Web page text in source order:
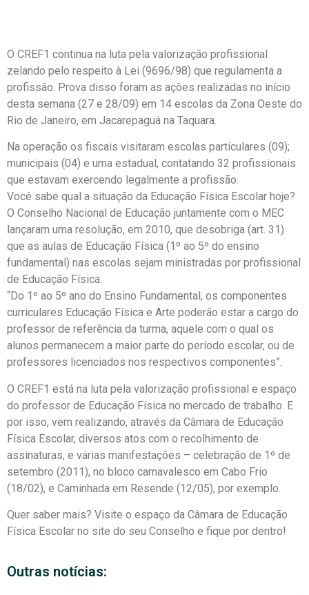
O CREF1 continua na luta pela valorização profissional
zelando pelo respeito à Lei (9696/98) que regulamenta a
profissão. Prova disso foram as ações realizadas no início
desta semana (27 e 28/09) em 14 escolas da Zona Oeste do
Rio de Janeiro, em Jacarepaguá na Taquara.
Na operação os fiscais visitaram escolas particulares (09);
municipais (04) e uma estadual, contatando 32 profissionais
que estavam exercendo legalmente a profissão.
Você sabe qual a situação da Educação Física Escolar hoje?
O Conselho Nacional de Educação juntamente com o MEC
lançaram uma resolução, em 2010, que desobriga (art. 31)
que as aulas de Educação Física (1º ao 5º do ensino
fundamental) nas escolas sejam ministradas por profissional
de Educação Física.
“Do 1º ao 5º ano do Ensino Fundamental, os componentes
curriculares Educação Física e Arte poderão estar a cargo do
professor de referência da turma, aquele com o qual os
alunos permanecem a maior parte do período escolar, ou de
professores licenciados nos respectivos componentes”.
O CREF1 está na luta pela valorização profissional e espaço
do professor de Educação Física no mercado de trabalho. E
por isso, vem realizando, através da Câmara de Educação
Física Escolar, diversos atos com o recolhimento de
assinaturas, e várias manifestações – celebração de 1º de
setembro (2011), no bloco carnavalesco em Cabo Frio
(18/02), e Caminhada em Resende (12/05), por exemplo.
Quer saber mais? Visite o espaço da Câmara de Educação
Física Escolar no site do seu Conselho e fique por dentro!
Outras notícias: